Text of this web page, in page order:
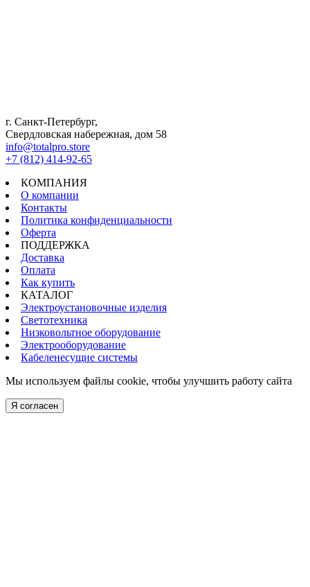
г. Санкт-Петербург,
Свердловская набережная, дом 58
info@totalpro.store
+7 (812) 414-92-65
КОМПАНИЯ
О компании
Контакты
Политика конфиденциальности
Оферта
ПОДДЕРЖКА
Доставка
Оплата
Как купить
КАТАЛОГ
Электроустановочные изделия
Светотехника
Низковольтное оборудование
Электрооборудование
Кабеленесущие системы
Мы используем файлы cookie, чтобы улучшить работу сайта
Я согласен